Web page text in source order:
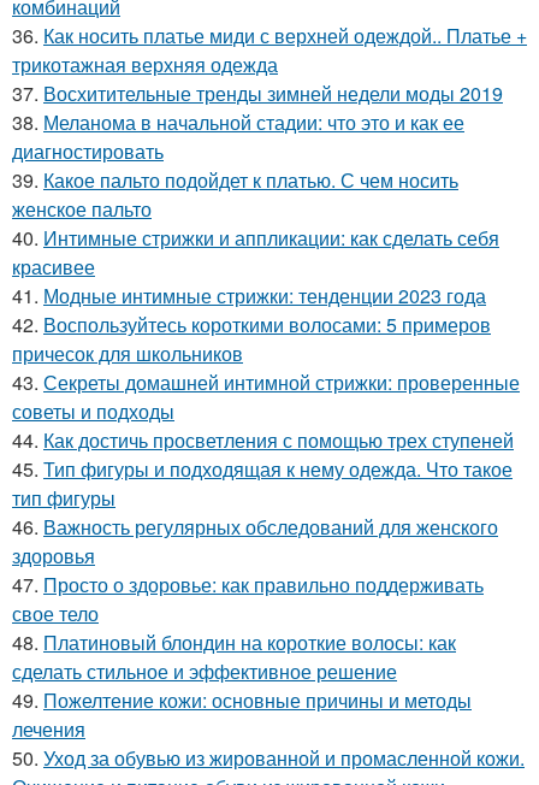
комбинаций
36. Как носить платье миди с верхней одеждой.. Платье +
трикотажная верхняя одежда
37. Восхитительные тренды зимней недели моды 2019
38. Меланома в начальной стадии: что это и как ее
диагностировать
39. Какое пальто подойдет к платью. С чем носить
женское пальто
40. Интимные стрижки и аппликации: как сделать себя
красивее
41. Модные интимные стрижки: тенденции 2023 года
42. Воспользуйтесь короткими волосами: 5 примеров
причесок для школьников
43. Секреты домашней интимной стрижки: проверенные
советы и подходы
44. Как достичь просветления с помощью трех ступеней
45. Тип фигуры и подходящая к нему одежда. Что такое
тип фигуры
46. Важность регулярных обследований для женского
здоровья
47. Просто о здоровье: как правильно поддерживать
свое тело
48. Платиновый блондин на короткие волосы: как
сделать стильное и эффективное решение
49. Пожелтение кожи: основные причины и методы
лечения
50. Уход за обувью из жированной и промасленной кожи.